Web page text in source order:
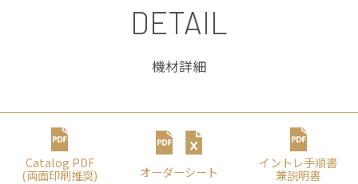
DETAIL
機材詳細
Catalog PDF
(両⾯印刷推奨) オーダーシート
イントレ⼿順書
兼説明書